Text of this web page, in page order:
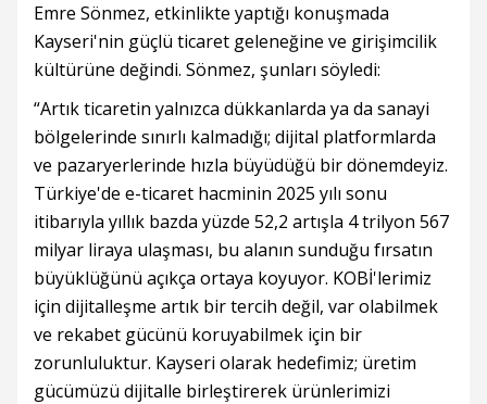
Emre Sönmez, etkinlikte yaptığı konuşmada
Kayseri'nin güçlü ticaret geleneğine ve girişimcilik
kültürüne değindi. Sönmez, şunları söyledi:
“Artık ticaretin yalnızca dükkanlarda ya da sanayi
bölgelerinde sınırlı kalmadığı; dijital platformlarda
ve pazaryerlerinde hızla büyüdüğü bir dönemdeyiz.
Türkiye'de e-ticaret hacminin 2025 yılı sonu
itibarıyla yıllık bazda yüzde 52,2 artışla 4 trilyon 567
milyar liraya ulaşması, bu alanın sunduğu fırsatın
büyüklüğünü açıkça ortaya koyuyor. KOBİ'lerimiz
için dijitalleşme artık bir tercih değil, var olabilmek
ve rekabet gücünü koruyabilmek için bir
zorunluluktur. Kayseri olarak hedefimiz; üretim
gücümüzü dijitalle birleştirerek ürünlerimizi